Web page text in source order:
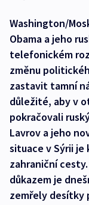
Washington/
Obama a jeho
telefonickém
změnu
zastavit tamní
důležité, aby v
pokračovali
Lavrov a jeho
situace v Sýrii
zahraniční
důkazem je
zemřely desítky